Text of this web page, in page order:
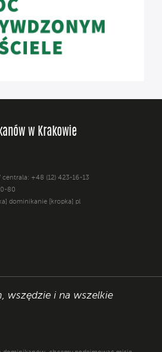
w Krakowie
+48 (12) 423-16-13
80
dominikanie [kropka] pl
wszędzie i na wszelkie